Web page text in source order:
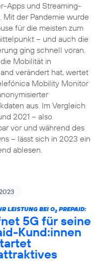
Apps und Streaming-
Mit der Pandemie wurde
für die meisten zum
– und auch die
ging schnell voran.
Mobilität in
verändert hat, wertet
Mobility Monitor
aus. Im Vergleich
2021 – also
vor und während des
– lässt sich in 2023 ein
ablesen.
LEISTUNG BEI O2PREPAID:
5G für seine
Kund:innen